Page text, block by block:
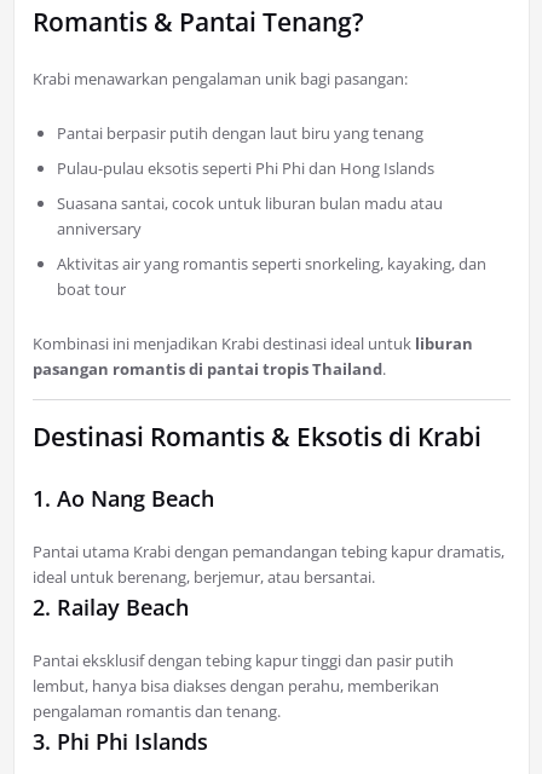
Romantis & Pantai Tenang?
Krabi menawarkan pengalaman unik bagi pasangan:
Pantai berpasir putih dengan laut biru yang tenang
Pulau-pulau eksotis seperti Phi Phi dan Hong Islands
Suasana santai, cocok untuk liburan bulan madu atau
anniversary
Aktivitas air yang romantis seperti snorkeling, kayaking, dan
boat tour
Kombinasi ini menjadikan Krabi destinasi ideal untuk liburan
pasangan romantis di pantai tropis Thailand.
Destinasi Romantis & Eksotis di Krabi
1. Ao Nang Beach
Pantai utama Krabi dengan pemandangan tebing kapur dramatis,
ideal untuk berenang, berjemur, atau bersantai.
2. Railay Beach
Pantai eksklusif dengan tebing kapur tinggi dan pasir putih
lembut, hanya bisa diakses dengan perahu, memberikan
pengalaman romantis dan tenang.
3. Phi Phi Islands